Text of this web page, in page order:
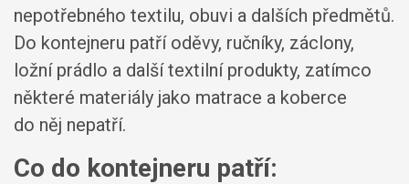
nepotřebného textilu, obuvi a dalších předmětů.
Do kontejneru patří oděvy, ručníky, záclony,
ložní prádlo a další textilní produkty, zatímco
některé materiály jako matrace a koberce
do něj nepatří.
Co do kontejneru patří: